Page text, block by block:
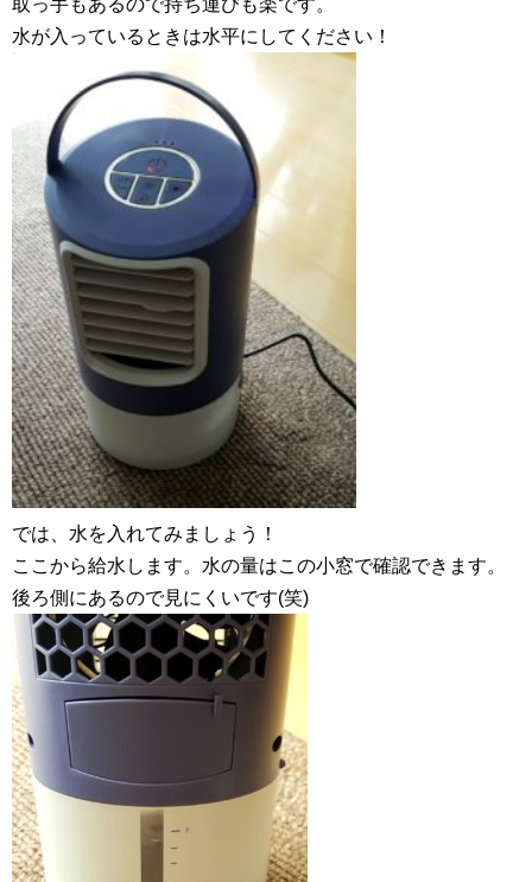
取っ手もあるので持ち運びも楽です。
水が入っているときは水平にしてください！
では、水を入れてみましょう！
ここから給水します。水の量はこの小窓で確認できます。
後ろ側にあるので見にくいです(笑)